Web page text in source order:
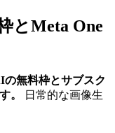
とMeta One
の無料枠とサブスク
。
日常的な画像生